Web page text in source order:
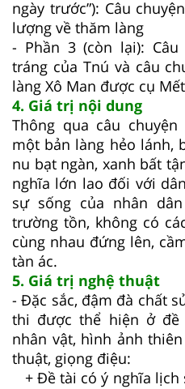
ngày trước”): Câu
lượng về thăm làng
- Phần 3 (còn lại):
tráng của Tnú và câu
làng Xô Man được cụ
4. Giá trị nội dung
Thông qua câu
một bản làng hẻo lánh,
nu bạt ngàn, xanh bất
nghĩa lớn lao đối với
sự sống của nhân
trường tồn, không có
cùng nhau đứng lên,
tàn ác.
5. Giá trị nghệ thuật
- Đặc sắc, đậm đà chất
thi được thể hiện ở đề
nhân vật, hình ảnh
thuật, giọng điệu:
+ Đề tài có ý nghĩa lịch